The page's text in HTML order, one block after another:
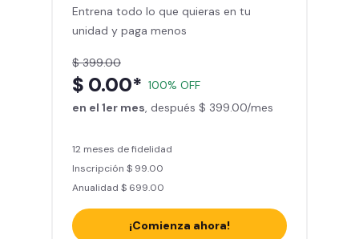
Smart Fit App - Tu plan de
entrenamiento personalizado
Smart Fit GO (entrenamientos en
línea) en la app
Acceso a todas las áreas de peso
Entrena todo lo que quieras en tu
unidad y paga menos
$ 399.00
$ 0.00* 100% OFF
en el 1er mes , después $ 399.00/mes
12 meses de fidelidad
Inscripción $ 99.00
Anualidad $ 699.00
¡Comienza ahora!